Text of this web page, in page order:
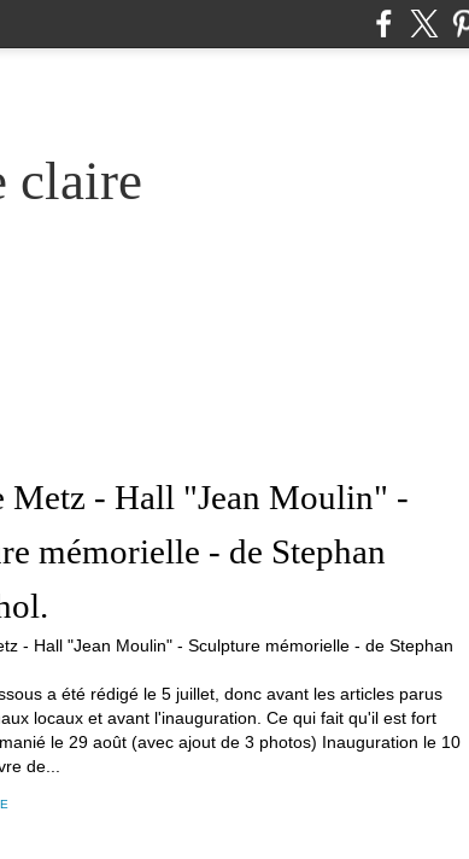
claire
Metz - Hall "Jean Moulin" -
mémorielle - de Stephan
a été rédigé le 5 juillet, donc avant les articles parus
locaux et avant l'inauguration. Ce qui fait qu'il est fort
le 29 août (avec ajout de 3 photos) Inauguration le 10
de...